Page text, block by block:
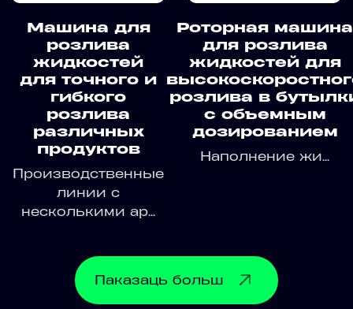
Машина для
розлива
жидкостей
для точного и
гибкого
розлива
различных
продуктов
Производственные
линии с
несколькими ар...
Роторная машина
для розлива
жидкостей для
розлива в
с объемным
дозированием
Наполнение жи...
Паказаць больш